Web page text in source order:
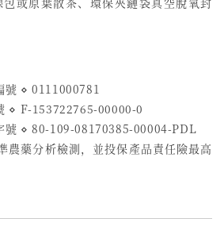
號 ⋄ 0111000781
⋄ F-153722765-00000-0
號 ⋄80-109-08170385-00004-PDL
農藥分析檢測，並投保產品責任險最高